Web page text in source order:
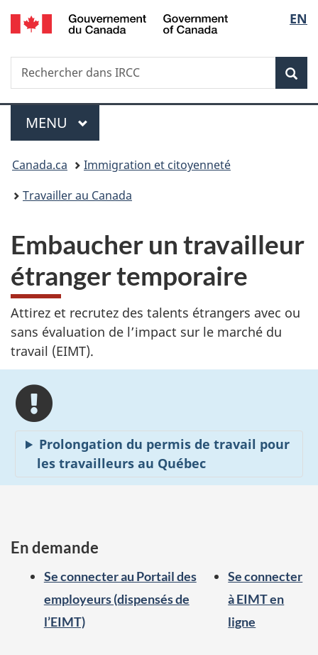
Passer
au
Passer
à
du
Passer
à
simplifiée
de
la
EN
Recherche
Rechercher
dans
Menu
MENU PRINCIPAL
Vous
êtes
Canada.ca
Immigration et citoyenneté
Travailler au Canada
Embaucher un travailleur
étranger temporaire
Attirez et recrutez des talents étrangers avec ou
sans évaluation de l’impact sur le marché du
travail (EIMT).
Prolongation du permis de travail pour
les travailleurs au Québec
En demande
Se connecter au Portail des
employeurs (dispensés de
l’EIMT)
Se connecter
à EIMT en
ligne